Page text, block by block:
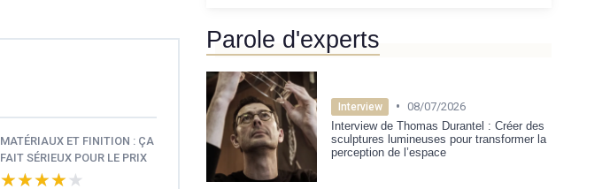
MATÉRIAUX ET FINITION : ÇA
FAIT SÉRIEUX POUR LE PRIX
★★★★★
★★★★★
Parole d'experts
Interview • 08/07/2026
Interview de Thomas Durantel : Créer des
sculptures lumineuses pour transformer la
perception de l’espace